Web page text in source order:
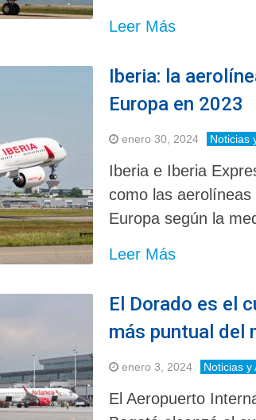
Leer Más
Iberia: la
Europa en 2023
enero 30, 2024 Noticias
Iberia e Iberia
como las
Europa según la
Leer Más
El Dorado es el
más puntual del
enero 3, 2024 Noticias y
El Aeropuerto